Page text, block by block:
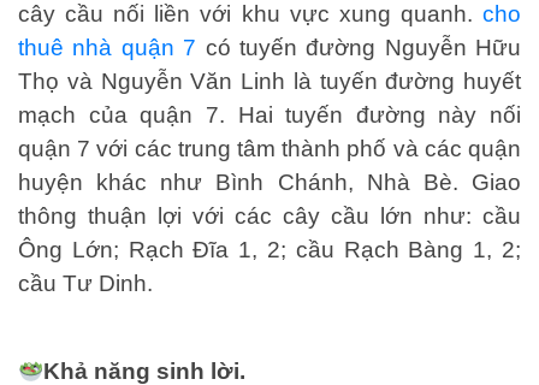
cây cầu nối liền với khu vực xung quanh. cho
thuê nhà quận 7 có tuyến đường Nguyễn Hữu
Thọ và Nguyễn Văn Linh là tuyến đường huyết
mạch của quận 7. Hai tuyến đường này nối
quận 7 với các trung tâm thành phố và các quận
huyện khác như Bình Chánh, Nhà Bè. Giao
thông thuận lợi với các cây cầu lớn như: cầu
Ông Lớn; Rạch Đĩa 1, 2; cầu Rạch Bàng 1, 2;
cầu Tư Dinh.
Khả năng sinh lời.